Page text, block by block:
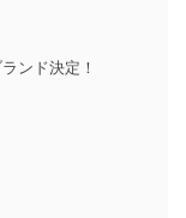
ンド決定！